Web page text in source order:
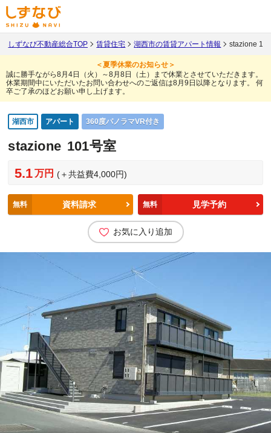
しずなび不動産総合TOP 賃貸住宅 湖西市の賃貸アパート情報 stazione
＜夏季休業のお知らせ＞
誠に勝手ながら8月4日（火）～8月8日（土）まで休業とさせていただきます。
休業期間中にいただいたお問い合わせへのご返信は8月9日以降となります。
何
卒ご了承のほどお願い申し上げます。
湖西市 アパート 360度パノラマVR付き
stazione 101号室
5.1 万円 (＋共益費4,000円)
無料 資料請求 無料 見学予約
お気に入り追加